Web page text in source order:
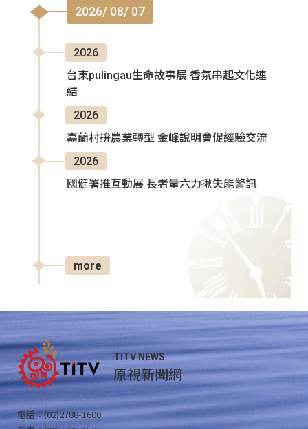
2026/ 08/ 07
2026
台東pulingau生命故事展 香氛串起文化連
結
2026
嘉蘭村拚農業轉型 金峰說明會促經驗交流
2026
國健署推互動展 長者量六力揪失能警訊
more
TITV NEWS
原視新聞網
電話：(02)2788-1600